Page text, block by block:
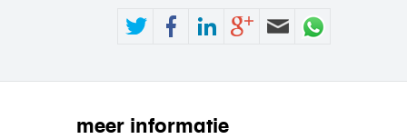
meer informatie